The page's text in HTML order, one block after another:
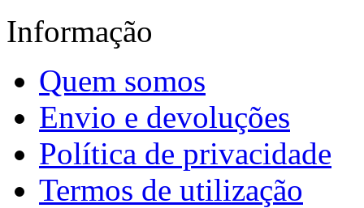
Informação
Quem somos
Envio e devoluções
Política de privacidade
Termos de utilização